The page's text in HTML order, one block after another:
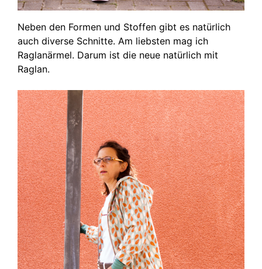
Neben den Formen und Stoffen gibt es natürlich
auch diverse Schnitte. Am liebsten mag ich
Raglanärmel. Darum ist die neue natürlich mit
Raglan.